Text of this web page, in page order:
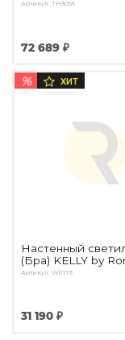
Артикул: TH3056
72 689 ₽
% ХИТ
Настенный
(Бра) KELLY by
Артикул: W11173
31 190 ₽